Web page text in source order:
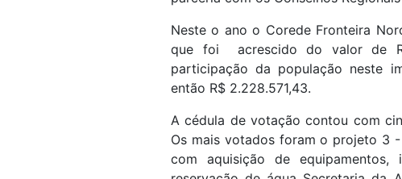
Neste o ano o Corede Fronteira
que foi acrescido do valor de
participação da população neste
então R$ 2.228.571,43.
A cédula de votação contou com
Os mais votados foram o projeto 3
com aquisição de